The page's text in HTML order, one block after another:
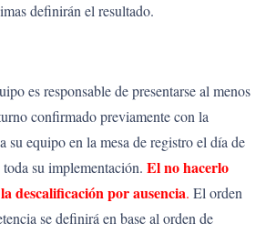
definirán el resultado.
es responsable de presentarse al menos
confirmado previamente con la
su equipo en la mesa de registro el día de
su implementación. El no hacerlo
descalificación por ausencia. El orden
se definirá en base al orden de